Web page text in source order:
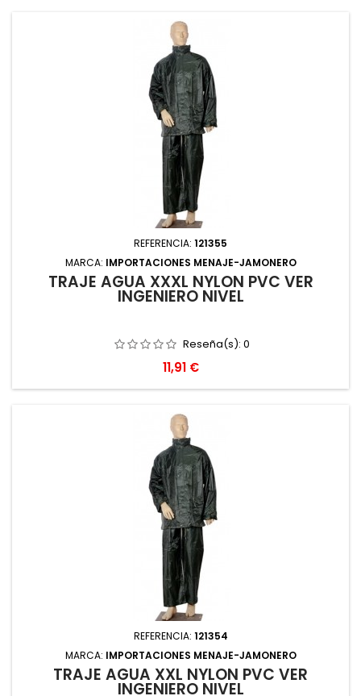
REFERENCIA: 121355
MARCA: IMPORTACIONES MENAJE-JAMONERO
TRAJE AGUA XXXL NYLON PVC VER
INGENIERO NIVEL
Reseña(s): 0
Precio
11,91 €
REFERENCIA: 121354
MARCA: IMPORTACIONES MENAJE-JAMONERO
TRAJE AGUA XXL NYLON PVC VER
INGENIERO NIVEL